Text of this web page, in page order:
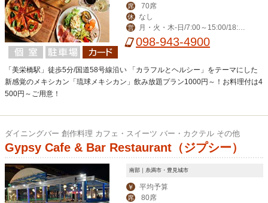
席 70席
休 なし
営
月・火・木-日/7:00～15:00/18:00
～23:00(料理L.O. 22:00) 毎週水曜日は
098-943-4900
「美栄橋駅」徒歩5分/国道58号線沿い 「カラフルとヘルシー」をテーマにした
新感覚のメキシカン「琉球メキシカン」飲み放題プラン1000円～！お料理付は4
500円～ご用意！
ダイニングバー 創作料理 カフェ・スイーツ バー・カクテル その他
Gypsy Cafe & Bar Restaurant（ジプシー）
南部｜糸満市・豊見城市
￥ 平均予算
席 80席